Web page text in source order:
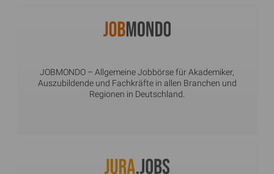
JOBMONDO – Allgemeine Jobbörse für Akademiker,
Auszubildende und Fachkräfte in allen Branchen und
Regionen in Deutschland.